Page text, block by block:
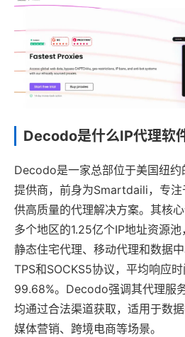
Decodo是什么IP代理软
Decodo是一家总部位于美国纽约
提供商，前身为Smartdaili，专
供高质量的代理解决方案。其核
多个地区的1.25亿个IP地址资源池
静态住宅代理、移动代理和数据
TPS和SOCKS5协议，平均响应
99.68%。Decodo强调其代理服
均通过合法渠道获取，适用于数
媒体营销、跨境电商等场景。